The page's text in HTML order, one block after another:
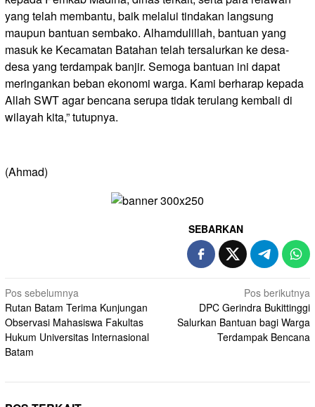
yang telah membantu, baik melalui tindakan langsung
maupun bantuan sembako. Alhamdulillah, bantuan yang
masuk ke Kecamatan Batahan telah tersalurkan ke desa-
desa yang terdampak banjir. Semoga bantuan ini dapat
meringankan beban ekonomi warga. Kami berharap kepada
Allah SWT agar bencana serupa tidak terulang kembali di
wilayah kita,” tutupnya.
(Ahmad)
SEBARKAN
Navigasi
pos
Pos sebelumnya
Rutan Batam Terima Kunjungan
Observasi Mahasiswa Fakultas
Hukum Universitas Internasional
Batam
Pos berikutnya
DPC Gerindra Bukittinggi
Salurkan Bantuan bagi Warga
Terdampak Bencana